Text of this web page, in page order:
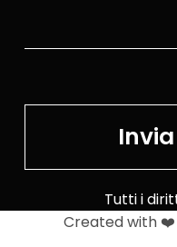
Tutti i
Created with